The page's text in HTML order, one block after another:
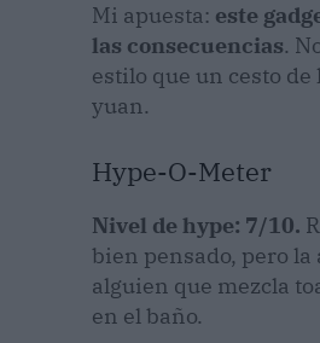
Mi apuesta: este
las consecuencias.
estilo que un cesto
yuan.
Hype-O-Meter
Nivel de hype: 7/10.
bien pensado, pero la
alguien que mezcla
en el baño.